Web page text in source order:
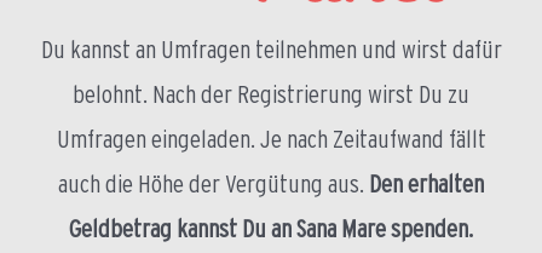
Du kannst an Umfragen teilnehmen und wirst dafür
belohnt. Nach der Registrierung wirst Du zu
Umfragen eingeladen. Je nach Zeitaufwand fällt
auch die Höhe der Vergütung aus. Den erhalten
Geldbetrag kannst Du an Sana Mare spenden.